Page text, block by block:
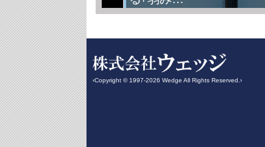
‹Copyright © 1997-2026 Wedge All Rights Reserved.›